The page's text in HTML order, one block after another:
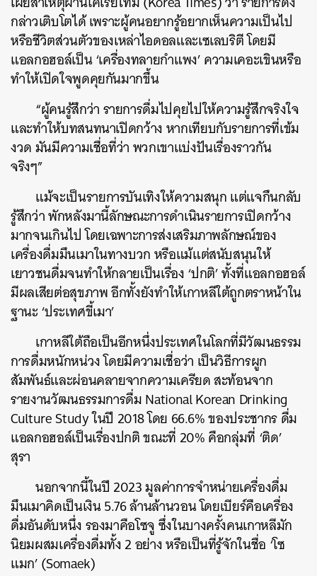
กล่าวเติบโตได้ เพราะผู้คนอยากรู้อยากเห็นความเป็นไป
หรือชีวิตส่วนตัวของเหล่าไอดอลและเซเลบริตี โดยมี
แอลกอฮอล์เป็น ‘เครื่องทลายกำแพง’ ความเคอะเขินหรือ
ทำให้เปิดใจพูดคุยกันมากขึ้น
“ผู้คนรู้สึกว่า รายการดื่มไปคุยไปให้ความรู้สึกจริงใจ
และทำให้บทสนทนาเปิดกว้าง หากเทียบกับรายการที่เข้ม
งวด มันมีความเชื่อที่ว่า พวกเขาแบ่งปันเรื่องราวกัน
จริงๆ”
แม้จะเป็นรายการบันเทิงให้ความสนุก แต่แจกึนกลับ
รู้สึกว่า พักหลังมานี้ลักษณะการดำเนินรายการเปิดกว้าง
มากจนเกินไป โดยเฉพาะการส่งเสริมภาพลักษณ์ของ
เครื่องดื่มมึนเมาในทางบวก หรือแม้แต่สนับสนุนให้
เยาวชนดื่มจนทำให้กลายเป็นเรื่อง ‘ปกติ’ ทั้งที่แอลกอฮอล์
มีผลเสียต่อสุขภาพ อีกทั้งยังทำให้เกาหลีใต้ถูกตราหน้าใน
ฐานะ ‘ประเทศขี้เมา’
เกาหลีใต้ถือเป็นอีกหนึ่งประเทศในโลกที่มีวัฒนธรรม
การดื่มหนักหน่วง โดยมีความเชื่อว่า เป็นวิธีการผูก
สัมพันธ์และผ่อนคลายจากความเครียด สะท้อนจาก
รายงานวัฒนธรรมการดื่มNational Korean Drinking
Culture Study ในปี 2018 โดย 66.6% ของประชากร ดื่ม
แอลกอฮอล์เป็นเรื่องปกติ ขณะที่ 20% คือกลุ่มที่ ‘ติด’
สุรา
นอกจากนี้ในปี 2023 มูลค่าการจำหน่ายเครื่องดื่ม
มึนเมาคิดเป็นเงิน 5.76 ล้านล้านวอน โดยเบียร์คือเครื่อง
ดื่มอันดับหนึ่ง รองมาคือโซจู ซึ่งในบางครั้งคนเกาหลีมัก
นิยมผสมเครื่องดื่มทั้ง 2 อย่าง หรือเป็นที่รู้จักในชื่อ ‘โซ
แมก’ (Somaek)
SHARE TWEET